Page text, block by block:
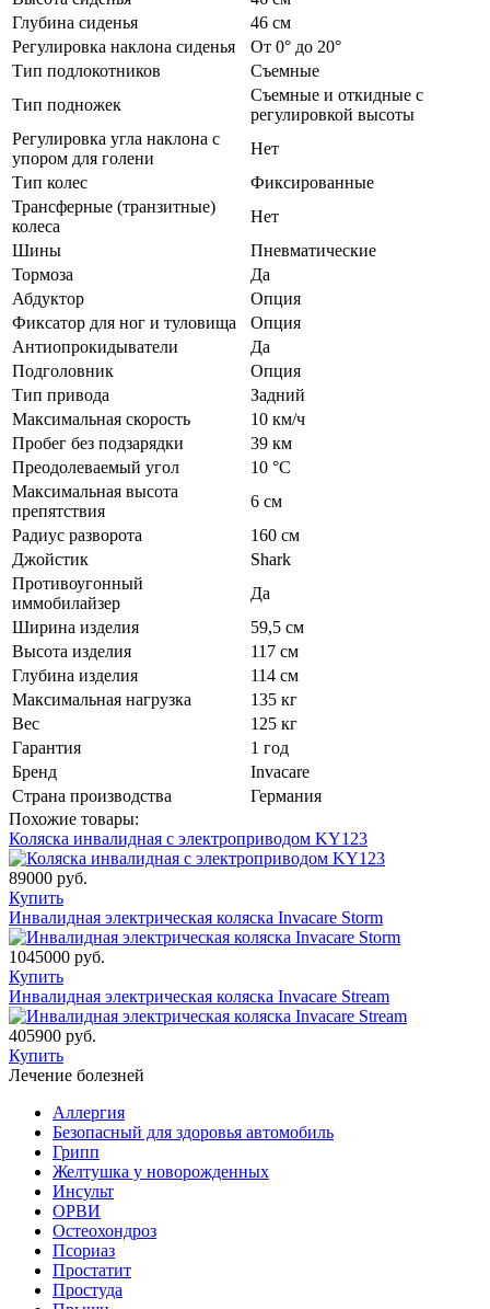
Глубина сиденья
46 см
Регулировка наклона сиденья
От 0° до 20°
Тип подлокотников
Съемные
Тип подножек
Съемные и откидные с
регулировкой высоты
Регулировка угла наклона с
упором для голени
Нет
Тип колес
Фиксированные
Трансферные (транзитные)
колеса
Нет
Шины
Пневматические
Тормоза
Да
Абдуктор
Опция
Фиксатор для ног и туловища
Опция
Антиопрокидыватели
Да
Подголовник
Опция
Тип привода
Задний
Максимальная скорость
10 км/ч
Пробег без подзарядки
39 км
Преодолеваемый угол
10 °С
Максимальная высота
препятствия
6 см
Радиус разворота
160 см
Джойстик
Shark
Противоугонный
иммобилайзер
Да
Ширина изделия
59,5 см
Высота изделия
117 см
Глубина изделия
114 см
Максимальная нагрузка
135 кг
Вес
125 кг
Гарантия
1 год
Бренд
Invacare
Страна производства
Германия
Похожие товары:
Коляска инвалидная с электроприводом KY123
89000 руб.
Купить
Инвалидная электрическая коляска Invacare Storm
1045000 руб.
Купить
Инвалидная электрическая коляска Invacare Stream
405900 руб.
Купить
Лечение болезней
Аллергия
Безопасный для здоровья автомобиль
Грипп
Желтушка у новорожденных
Инсульт
ОРВИ
Остеохондроз
Пcориаз
Простатит
Простуда